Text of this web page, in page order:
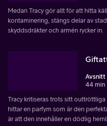
Medan Tracy gör allt för att hitta
kontaminering, stängs delar av
skyddsdräkter och armén rycker in.
Avsnitt
44 min
Tracy kritiseras trots sitt
hittar en parfym som är den
är att den innehåller en dödlig